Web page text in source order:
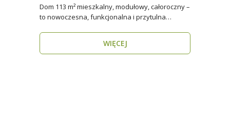
Dom 113 m² mieszkalny, modułowy, całoroczny –
to nowoczesna, funkcjonalna i przytulna
WIĘCEJ